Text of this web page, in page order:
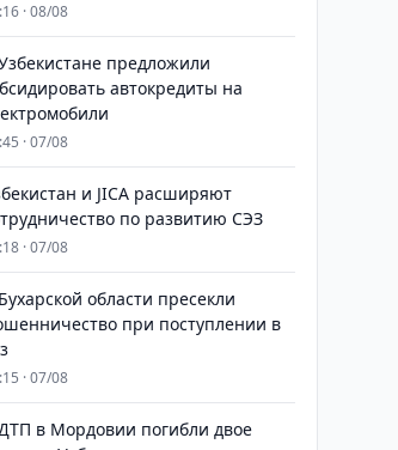
· 08/08
предложили
автокредиты на
· 07/08
и JICA расширяют
по развитию СЭЗ
· 07/08
области пресекли
при поступлении в
· 07/08
в Мордовии погибли двое